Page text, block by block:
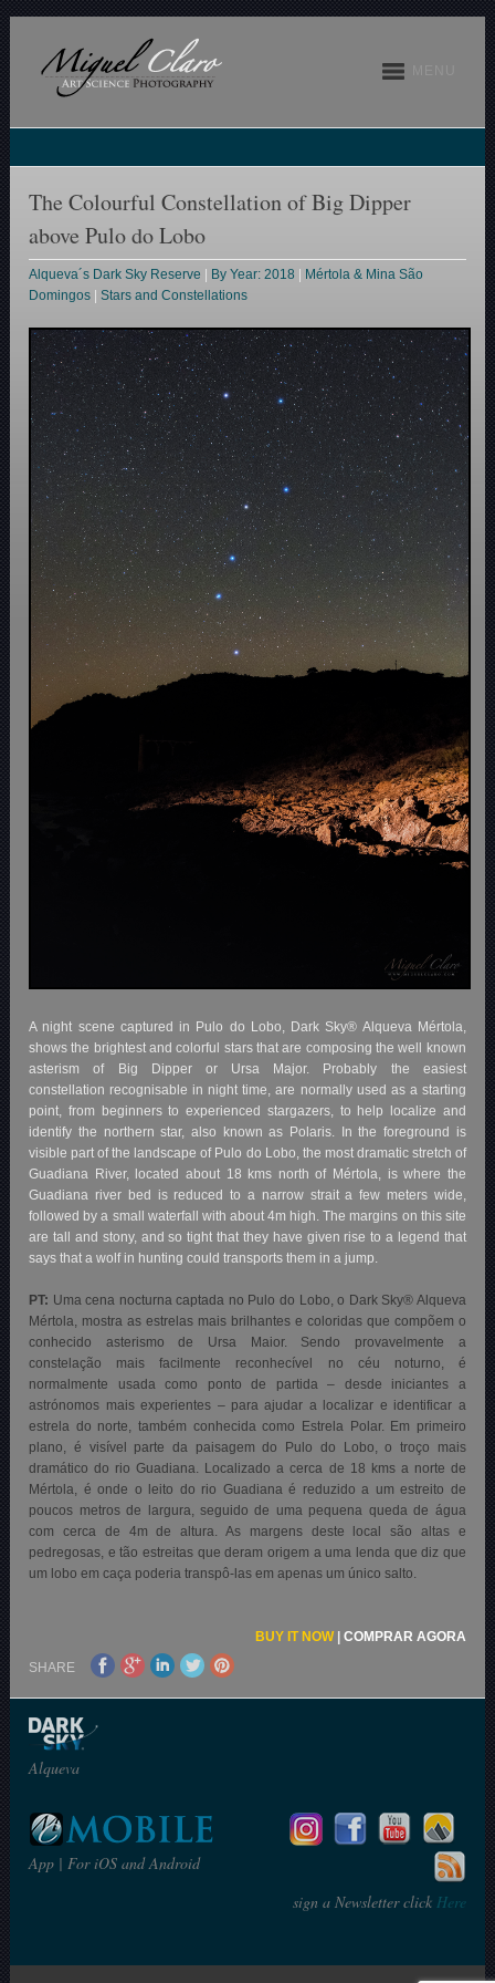
The Colourful Constellation of Big Dipper
above Pulo do Lobo
Alqueva´s Dark Sky Reserve By Year: 2018
Mértola & Mina São
Domingos |Stars and Constellations
A night scene captured in Pulo do Lobo, Dark Sky® Alqueva Mértola,
shows the brightest and colorful stars that are composing the well known
asterism of Big Dipper or Ursa Major. Probably the easiest
constellation recognisable in night time, are normally used as a starting
point, from beginners to experienced stargazers, to help localize and
identify the northern star, also known as Polaris. In the foreground is
visible part of the landscape of Pulo do Lobo, the most dramatic stretch of
Guadiana River, located about 18 kms north of Mértola, is where the
Guadiana river bed is reduced to a narrow strait a few meters wide,
followed by a small waterfall with about 4m high. The margins on this site
are tall and stony, and so tight that they have given rise to a legend that
says that a wolf in hunting could transports them in a jump.
PT: Uma cena nocturna captada no Pulo do Lobo, o Dark Sky® Alqueva
Mértola, mostra as estrelas mais brilhantes e coloridas que compõem o
conhecido asterismo de Ursa Maior. Sendo provavelmente a
constelação mais facilmente reconhecível no céu noturno, é
normalmente usada como ponto de partida – desde iniciantes a
astrónomos mais experientes – para ajudar a localizar e identificar a
estrela do norte, também conhecida como Estrela Polar. Em primeiro
plano, é visível parte da paisagem do Pulo do Lobo, o troço mais
dramático do rio Guadiana. Localizado a cerca de 18 kms a norte de
Mértola, é onde o leito do rio Guadiana é reduzido a um estreito de
poucos metros de largura, seguido de uma pequena queda de água
com cerca de 4m de altura. As margens deste local são altas e
pedregosas, e tão estreitas que deram origem a uma lenda que diz que
um lobo em caça poderia transpô-las em apenas um único salto.
BUY IT NOW| COMPRAR AGORA
SHARE
Alqueva
App | For iOS and Android
sign a Newsletter clickHere